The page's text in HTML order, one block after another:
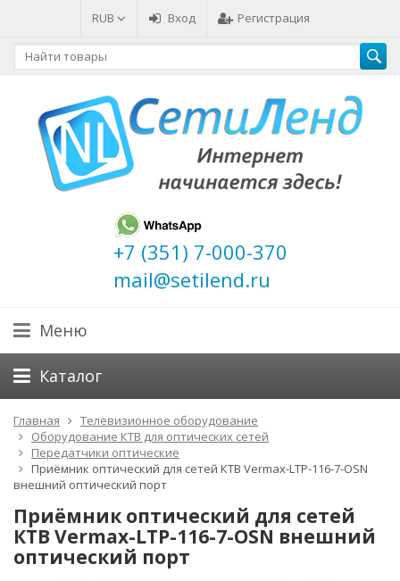
RUB Вход Регистрация
+7 (351) 7-000-370
mail@setilend.ru
Меню
Каталог
Главная
Телевизионное оборудование
Оборудование КТВ для оптических сетей
Передатчики оптические
Приёмник оптический для сетей КТВ Vermax-LTP-116-7-OSN
внешний оптический порт
Приёмник оптический для сетей
КТВ Vermax-LTP-116-7-OSN внешний
оптический порт